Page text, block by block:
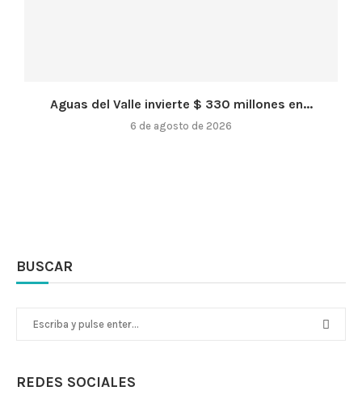
Aguas del Valle invierte $ 330 millones en...
6 de agosto de 2026
BUSCAR
REDES SOCIALES